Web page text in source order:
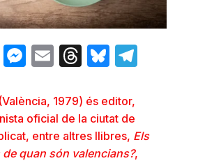
Messenger
EmailThreads
Bluesky
1979) és editor,
oficial de la ciutat de
entre altres llibres, Els
quan són valencians?,